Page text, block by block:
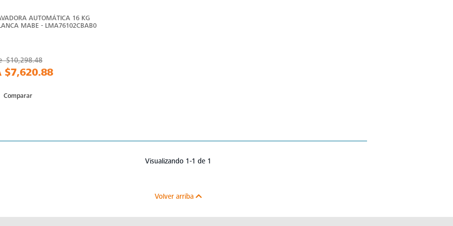
AUTOMÁTICA 16 KG
MABE - LMA76102CBAB0
$10,298.48
$7,620.88
Comparar
Visualizando 1-1 de 1
Volver arriba